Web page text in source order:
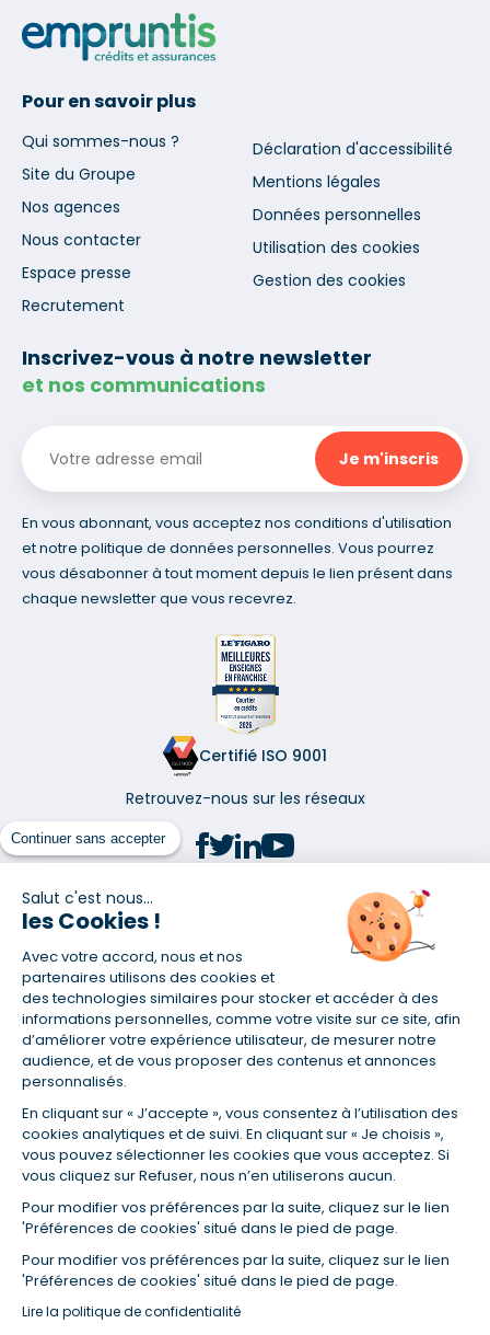
Continuer sans accepter
Salut c'est nous...
les Cookies !
Avec votre accord, nous et nos
partenaires utilisons des cookies et
des technologies similaires pour stocker et accéder à des
informations personnelles, comme votre visite sur ce site, afin
d’améliorer votre expérience utilisateur, de mesurer notre
audience, et de vous proposer des contenus et annonces
personnalisés.
En cliquant sur « J’accepte », vous consentez à l’utilisation des
cookies analytiques et de suivi. En cliquant sur « Je choisis »,
vous pouvez sélectionner les cookies que vous acceptez. Si
vous cliquez sur Refuser, nous n’en utiliserons aucun.
Pour modifier vos préférences par la suite, cliquez sur le lien
'Préférences de cookies' situé dans le pied de page.
Pour modifier vos préférences par la suite, cliquez sur le lien
'Préférences de cookies' situé dans le pied de page.
Lire la politique de confidentialité
Pour en savoir plus
Qui sommes-nous ?
Site du Groupe
Nos agences
Nous contacter
Espace presse
Recrutement
Déclaration d'accessibilité
Mentions légales
Données personnelles
Utilisation des cookies
Gestion des cookies
Inscrivez-vous à notre newsletter
et nos communications
En vous abonnant, vous acceptez nos conditions d'utilisation
et notre politique de données personnelles. Vous pourrez
vous désabonner à tout moment depuis le lien présent dans
chaque newsletter que vous recevrez.
Certifié ISO 9001
Retrouvez-nous sur les réseaux
(1) Taux fixe national hors assurance et selon votre profil
(2) Économie de 65 % pour l'assurance d'un prêt amortissable de 330
457,23 € à 0,90 % sur 19,5 ans, accordé à un salarié non cadre assuré à
100 % (décès, PTIA, IPP, ITT, IPP) âgé de 36 ans fumeur et une personne
salariée non cadre assurée à 100 % (décès, PTIA, IPP, ITT, IPP) âgée de 35
ans et non-fumeur, tous deux sans risque médical connu. Au
14/07/2019, coût de l'assurance proposée par la banque 179,08 €/mois
en moyenne contre 64,60 €/mois en moyenne au 14/07/2022 avec
Empruntis.com (TAEA : 0,44 %, coût total de l'assurance : 15 117,65 €).
(3) Taux minimum pour un crédit consommation d'un montant fixé entre
5 000 et 20 000 euros, selon profil et durée.
(4) La diminution du montant des mensualités entraîne l'allongement
de la durée de remboursement ainsi que la hausse du coût total du
(5) Banques de réseau, mutualistes, spécialisées, directions
régionales, organismes de crédit selon votre profil et votre demande.
Mutuelles, compagnies et courtiers d'assurances. Selon votre profil et
votre demande.
régionales, organismes de crédit, selon votre profil et votre demande.